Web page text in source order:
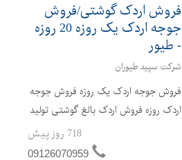
فروش اردک گوشتی/فروش
جوجه اردک یک روزه 20 روزه
- طیور
شرکت سپید طیوران
فروش جوجه اردک یک روزه فروش جوجه
اردک روزه فروش اردک بالغ گوشتی تولید
کننده ی جوجه اردک از یک روزه تا بالغ
فروش اردک گوشتی عمده ای و خرده ای
718 روز پیش
09126070959